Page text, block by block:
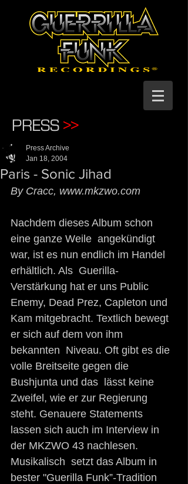
PRESS >>
Paris - Sonic Jihad
Press Archive
Jan 18, 2004
By Cracc, www.mkzwo.com
Nachdem dieses Album schon
eine ganze Weile  angekündigt
war, ist es nun endlich im Handel
erhältlich. Als  Guerilla-
Verstärkung hat er uns Public
Enemy, Dead Prez, Capleton und
Kam mitgebracht. Textlich bewegt
er sich auf dem von ihm
bekannten  Niveau. Oft gibt es die
volle Breitseite gegen die
Bushjunta und das  lässt keine
Zweifel, wie er zur Regierung
steht. Genauere Statements
lassen sich auch im Interview in
der MKZWO 43 nachlesen.
Musikalisch  setzt das Album in
bester "Guerilla Funk”-Tradition